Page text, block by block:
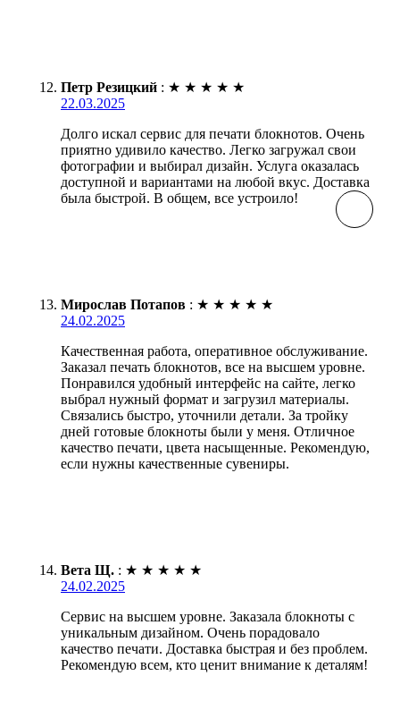
Петр Резицкий : ★ ★ ★ ★ ★
22.03.2025
Долго искал сервис для печати блокнотов. Очень
приятно удивило качество. Легко загружал свои
фотографии и выбирал дизайн. Услуга оказалась
доступной и вариантами на любой вкус. Доставка
была быстрой. В общем, все устроило!
Мирослав Потапов : ★ ★ ★ ★ ★
24.02.2025
Качественная работа, оперативное обслуживание.
Заказал печать блокнотов, все на высшем уровне.
Понравился удобный интерфейс на сайте, легко
выбрал нужный формат и загрузил материалы.
Связались быстро, уточнили детали. За тройку
дней готовые блокноты были у меня. Отличное
качество печати, цвета насыщенные. Рекомендую,
если нужны качественные сувениры.
Вета Щ. : ★ ★ ★ ★ ★
24.02.2025
Сервис на высшем уровне. Заказала блокноты с
уникальным дизайном. Очень порадовало
качество печати. Доставка быстрая и без проблем.
Рекомендую всем, кто ценит внимание к деталям!